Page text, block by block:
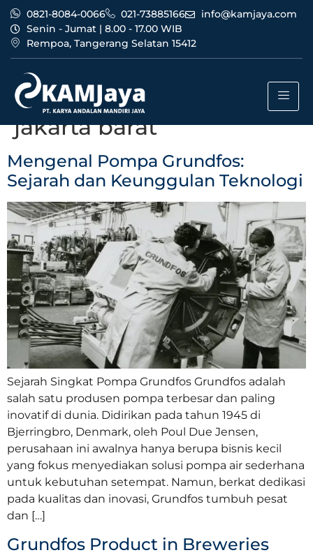
0821-8084-0066 021-73885166
info@kamjaya.com
Senin - Jumat | 8.00 - 17.00 WIB
Rempoa, Tangerang Selatan 15412
Tag:
grundfos bandung
jakarta barat
Mengenal Pompa Grundfos:
Sejarah dan Keunggulan Teknologi
Sejarah Singkat Pompa Grundfos Grundfos adalah
salah satu produsen pompa terbesar dan paling
inovatif di dunia. Didirikan pada tahun 1945 di
Bjerringbro, Denmark, oleh Poul Due Jensen,
perusahaan ini awalnya hanya berupa bisnis kecil
yang fokus menyediakan solusi pompa air sederhana
untuk kebutuhan setempat. Namun, berkat dedikasi
pada kualitas dan inovasi, Grundfos tumbuh pesat
dan […]
Grundfos Product in Breweries